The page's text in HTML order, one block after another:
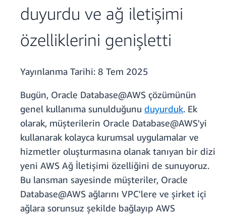
duyurdu ve ağ iletişimi
özelliklerini genişletti
Yayınlanma Tarihi: 8 Tem 2025
Bugün, Oracle Database@AWS çözümünün
genel kullanıma sunulduğunu duyurduk. Ek
olarak, müşterilerin Oracle Database@AWS'yi
kullanarak kolayca kurumsal uygulamalar ve
hizmetler oluşturmasına olanak tanıyan bir dizi
yeni AWS Ağ İletişimi özelliğini de sunuyoruz.
Bu lansman sayesinde müşteriler, Oracle
Database@AWS ağlarını VPC'lere ve şirket içi
ağlara sorunsuz şekilde bağlayıp AWS